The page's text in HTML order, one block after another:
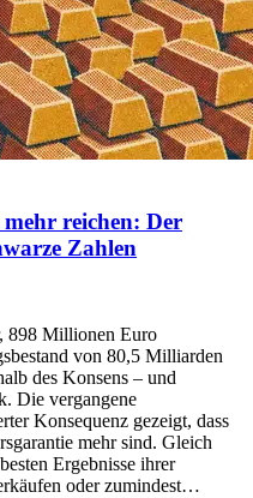
reichen: Der
Zahlen
898 Millionen Euro
von 80,5 Milliarden
des Konsens – und
Die vergangene
Konsequenz gezeigt, dass
mehr sind. Gleich
Ergebnisse ihrer
oder zumindest…